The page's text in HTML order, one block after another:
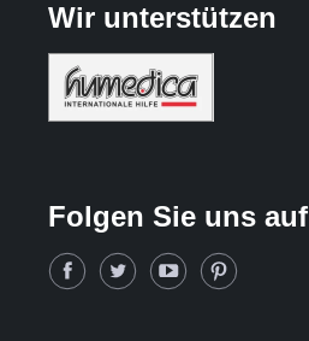
Wir unterstützen
Folgen Sie uns auf